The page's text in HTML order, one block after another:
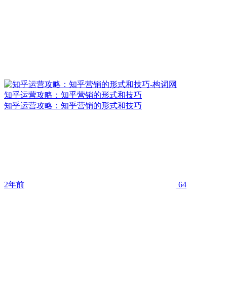
知乎运营攻略：知乎营销的形式和技巧
知乎运营攻略：知乎营销的形式和技巧
2年前 64